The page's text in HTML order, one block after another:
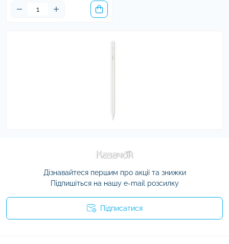
Дізнавайтеся першим про акції та знижки
Підпишіться на нашу e-mail розсилку
Підписатися